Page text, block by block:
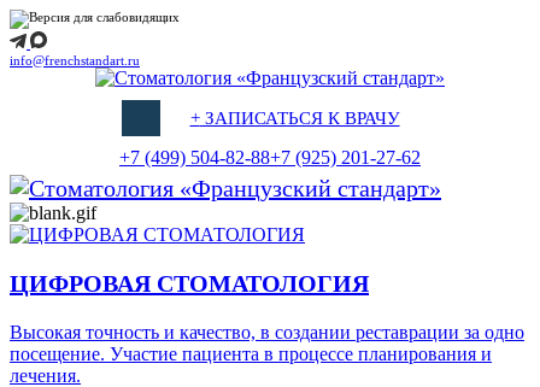
info@frenchstandart.ru
+ЗАПИСАТЬСЯ К ВРАЧУ
+7 (499) 504-82-88+7 (925) 201-27-62
ЦИФРОВАЯ СТОМАТОЛОГИЯ
Высокая точность и качество, в создании реставрации за одно
посещение. Участие пациента в процессе планирования и
лечения.